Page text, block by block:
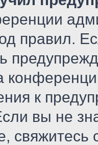
правил.
к
вы не